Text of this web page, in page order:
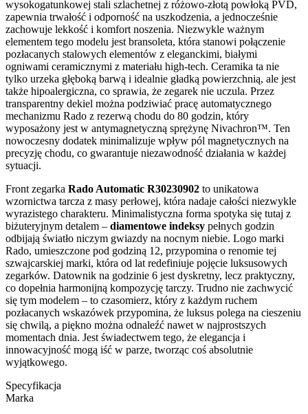
wysokogatunkowej stali szlachetnej z różowo-złotą powłoką PVD,
zapewnia trwałość i odporność na uszkodzenia, a jednocześnie
zachowuje lekkość i komfort noszenia. Niezwykle ważnym
elementem tego modelu jest bransoleta, która stanowi połączenie
pozłacanych stalowych elementów z eleganckimi, białymi
ogniwami ceramicznymi z materiału high-tech. Ceramika ta nie
tylko urzeka głęboką barwą i idealnie gładką powierzchnią, ale jest
także hipoalergiczna, co sprawia, że zegarek nie uczula. Przez
transparentny dekiel można podziwiać pracę automatycznego
mechanizmu Rado z rezerwą chodu do 80 godzin, który
wyposażony jest w antymagnetyczną sprężynę Nivachron™. Ten
nowoczesny dodatek minimalizuje wpływ pól magnetycznych na
precyzję chodu, co gwarantuje niezawodność działania w każdej
sytuacji.
Front zegarka Rado Automatic R30230902 to unikatowa
wzornictwa tarcza z masy perłowej, która nadaje całości niezwykle
wyrazistego charakteru. Minimalistyczna forma spotyka się tutaj z
biżuteryjnym detalem – diamentowe indeksy pełnych godzin
odbijają światło niczym gwiazdy na nocnym niebie. Logo marki
Rado, umieszczone pod godziną 12, przypomina o renomie tej
szwajcarskiej marki, która od lat redefiniuje pojęcie luksusowych
zegarków. Datownik na godzinie 6 jest dyskretny, lecz praktyczny,
co dopełnia harmonijną kompozycję tarczy. Trudno nie zachwycić
się tym modelem – to czasomierz, który z każdym ruchem
pozłacanych wskazówek przypomina, że luksus polega na cieszeniu
się chwilą, a piękno można odnaleźć nawet w najprostszych
momentach dnia. Jest świadectwem tego, że elegancja i
innowacyjność mogą iść w parze, tworząc coś absolutnie
wyjątkowego.
Specyfikacja
Marka